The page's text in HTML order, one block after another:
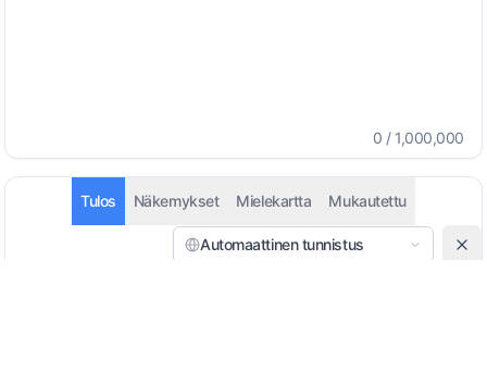
0 / 1,000,000
Tulos Näkemykset Mielekartta Mukautettu
Automaattinen tunnistus